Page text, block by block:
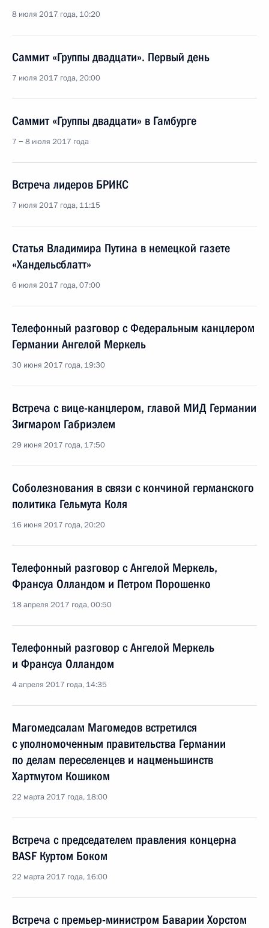
8 июля 2017 года, 10:20
Саммит «Группы двадцати». Первый день
7 июля 2017 года, 20:00
Саммит «Группы двадцати» в Гамбурге
7 − 8 июля 2017 года
Встреча лидеров БРИКС
7 июля 2017 года, 11:15
Статья Владимира Путина в немецкой газете
«Хандельсблатт»
6 июля 2017 года, 07:00
Телефонный разговор с Федеральным канцлером
Германии Ангелой Меркель
30 июня 2017 года, 19:30
Встреча с вице-канцлером, главой МИД Германии
Зигмаром Габриэлем
29 июня 2017 года, 17:50
Соболезнования в связи с кончиной германского
политика Гельмута Коля
16 июня 2017 года, 20:20
Телефонный разговор с Ангелой Меркель,
Франсуа Олландом и Петром Порошенко
18 апреля 2017 года, 00:50
Телефонный разговор с Ангелой Меркель
и Франсуа Олландом
4 апреля 2017 года, 14:35
Магомедсалам Магомедов встретился
с уполномоченным правительства Германии
по делам переселенцев и нацменьшинств
Хартмутом Кошиком
22 марта 2017 года, 18:00
Встреча с председателем правления концерна
BASF Куртом Боком
22 марта 2017 года, 16:00
Встреча с премьер-министром Баварии Хорстом